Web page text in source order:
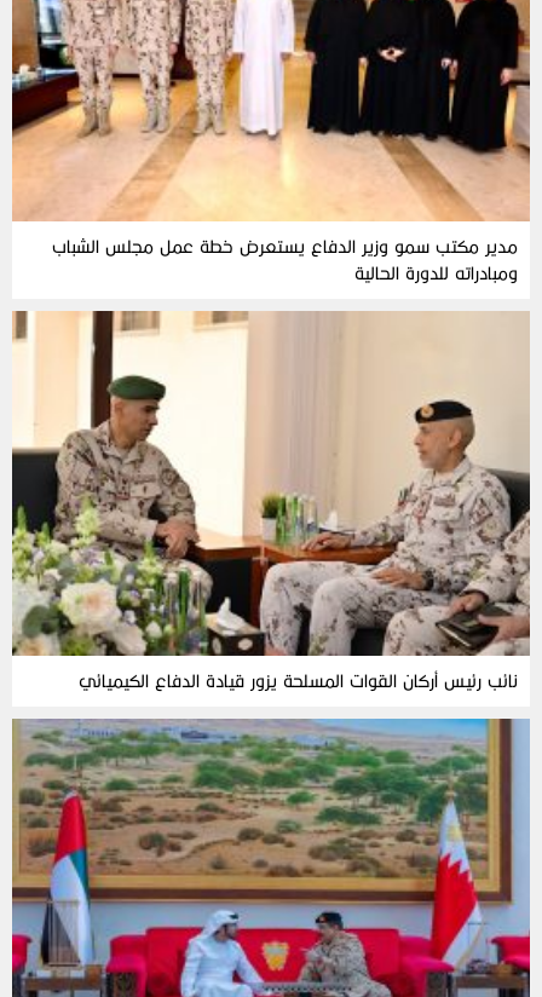
مدير مكتب سمو وزير الدفاع يستعرض خطة عمل مجلس الشباب
ومبادراته للدورة الحالية
نائب رئيس أركان القوات المسلحة يزور قيادة الدفاع الكيميائي